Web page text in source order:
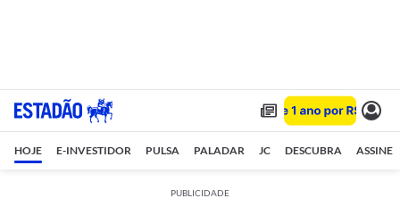
HOJE E-INVESTIDOR PULSA PALADAR JC DESCUBRA ASSINE
PUBLICIDADE